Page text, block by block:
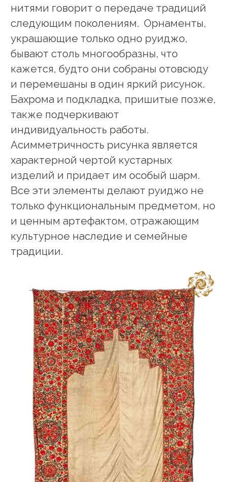
нитями говорит о передаче традиций
следующим поколениям. Орнаменты,
украшающие только одно руиджо,
бывают столь многообразны, что
кажется, будто они собраны отовсюду
и перемешаны в один яркий рисунок.
Бахрома и подкладка, пришитые позже,
также подчеркивают
индивидуальность работы.
Асимметричность рисунка является
характерной чертой кустарных
изделий и придает им особый шарм.
Все эти элементы делают руиджо не
только функциональным предметом, но
и ценным артефактом, отражающим
культурное наследие и семейные
традиции.